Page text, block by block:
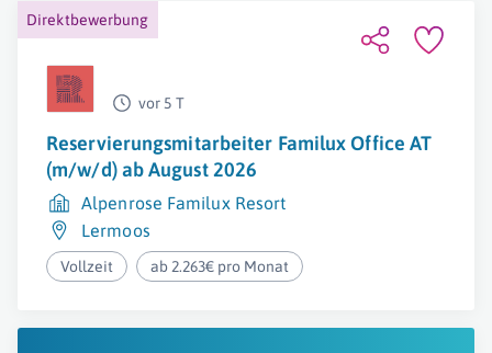
Direktbewerbung
vor 5 T
Reservierungsmitarbeiter Familux Office AT
(m/w/d) ab August 2026
Alpenrose Familux Resort
Lermoos
Vollzeit ab 2.263€ pro Monat